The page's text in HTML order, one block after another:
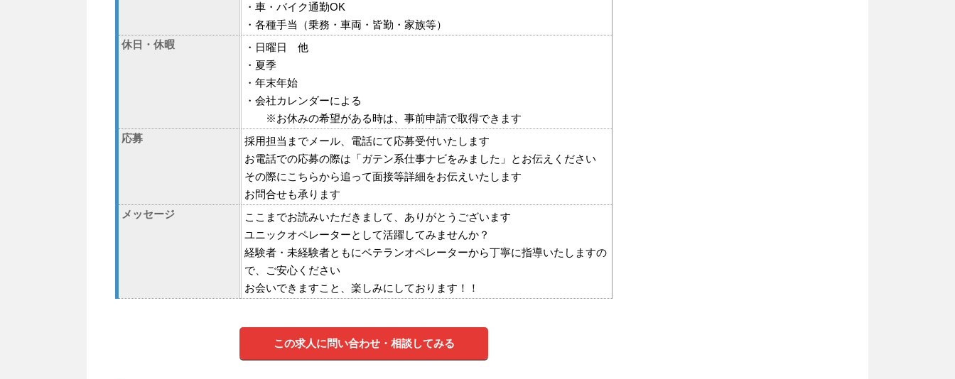
・車・バイク通勤OK
・各種手当（乗務・車両・皆勤・家族等）
休日・休暇
・日曜日 他
・夏季
・年末年始
・会社カレンダーによる
※お休みの希望がある時は、事前申請で取得できます
応募
採用担当までメール、電話にて応募受付いたします
お電話での応募の際は「ガテン系仕事ナビをみました」とお伝えください
その際にこちらから追って面接等詳細をお伝えいたします
お問合せも承ります
メッセージ
ここまでお読みいただきまして、ありがとうございます
ユニックオペレーターとして活躍してみませんか？
経験者・未経験者ともにベテランオペレーターから丁寧に指導いたしますの
で、ご安心ください
お会いできますこと、楽しみにしております！！
この求人に問い合わせ・相談してみる